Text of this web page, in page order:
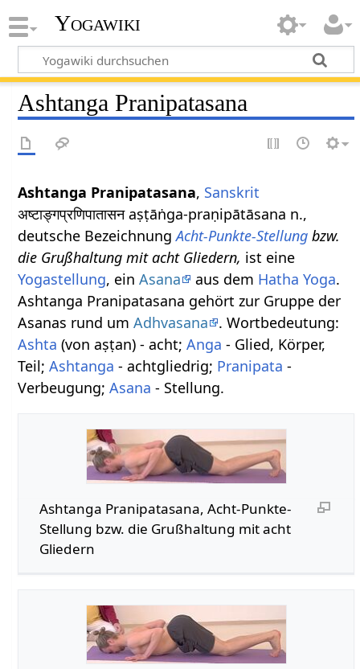
Yogawiki
Ashtanga Pranipatasana
Ashtanga Pranipatasana, Sanskrit
अष्टाङ्गप्रणिपातासन aṣṭāṅga-praṇipātāsana n.,
deutsche BezeichnungAcht-Punkte-Stellung bzw.
die Grußhaltung mit acht Gliedern, ist eine
Yogastellung, einAsana aus dem Hatha Yoga.
Ashtanga Pranipatasana gehört zur Gruppe der
Asanas rund umAdhvasana
. Wortbedeutung:
Ashta (von aṣṭan) - acht;Anga - Glied, Körper,
Teil;Ashtanga - achtgliedrig; Pranipata -
Verbeugung;Asana - Stellung.
Ashtanga Pranipatasana, Acht-Punkte-
Stellung bzw. die Grußhaltung mit acht
Gliedern